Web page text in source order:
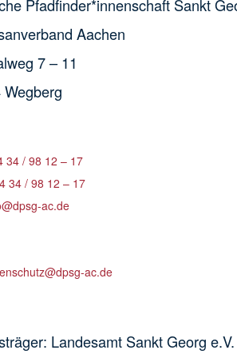
Pfadfinder*innenschaft Sankt
Aachen
7 – 11
34 / 98 12 – 17
34 / 98 12 – 17
ac.de
ac.de
Landesamt Sankt Georg e.V.